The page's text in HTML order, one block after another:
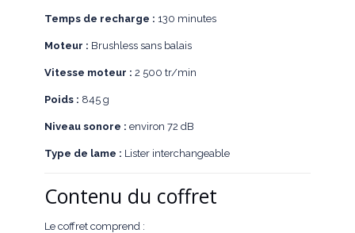
Temps de recharge : 130 minutes
Moteur : Brushless sans balais
Vitesse moteur : 2 500 tr/min
Poids : 845 g
Niveau sonore : environ 72 dB
Type de lame : Lister interchangeable
Contenu du coffret
Le coffret comprend :